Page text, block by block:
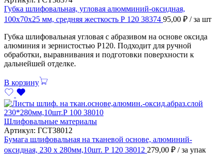
Губка шлифовальная, угловая алюмминий-оксидная,
100х70х25 мм, средняя жесткость Р 120 38374 95,00 ₽ / за шт
Губка шлифовальная угловая с абразивом на основе оксида
алюминия и зернистостью P120. Подходит для ручной
обработки, выравнивания и подготовки поверхности к
дальнейшей отделке.
В корзину
Шлифовальные материалы
Артикул: ГСТ38012
Бумага шлифовальная на тканевой основе, алюминий-
оксидная, 230 х 280мм,10шт. Р 120 38012 279,00 ₽ / за упак